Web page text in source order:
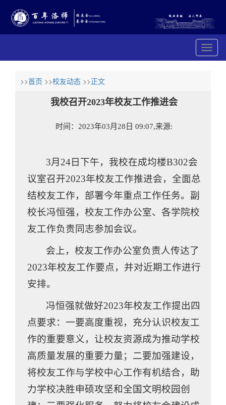
展
开
>>首页 >>校友动态 >>正文
我校召开2023年校友工作推进会
时间：2023年03月28日 09:07,来源:
3月24日下午，我校在成均楼B302会
议室召开2023年校友工作推进会，全面总
结校友工作，部署今年重点工作任务。副
校长冯恒强，校友工作办公室、各学院校
友工作负责同志参加会议。
会上，校友工作办公室负责人传达了
2023年校友工作要点，并对近期工作进行
安排。
冯恒强就做好2023年校友工作提出四
点要求：一要高度重视，充分认识校友工
作的重要意义，让校友资源成为推动学校
高质量发展的重要力量；二要加强建设，
将校友工作与学校中心工作有机结合，助
力学校决胜申硕攻坚和全国文明校园创